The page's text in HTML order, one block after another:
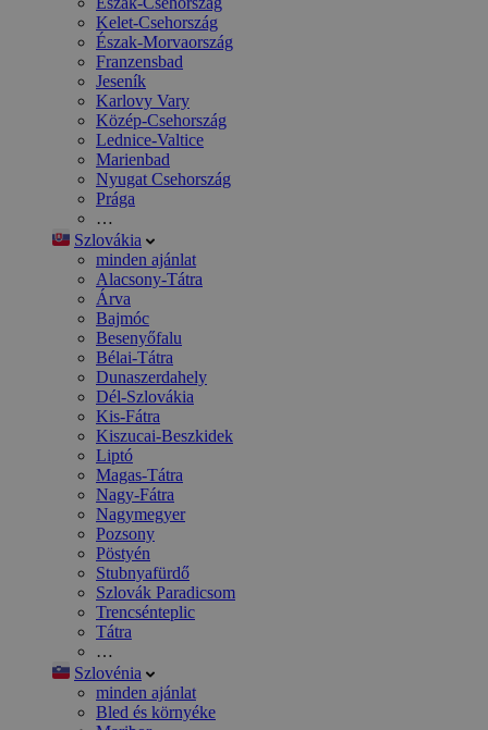
Kelet-Csehország
Észak-Morvaország
Franzensbad
Jeseník
Karlovy Vary
Közép-Csehország
Lednice-Valtice
Marienbad
Nyugat Csehország
Prága
…
Szlovákia
minden ajánlat
Alacsony-Tátra
Árva
Bajmóc
Besenyőfalu
Bélai-Tátra
Dunaszerdahely
Dél-Szlovákia
Kis-Fátra
Kiszucai-Beszkidek
Liptó
Magas-Tátra
Nagy-Fátra
Nagymegyer
Pozsony
Pöstyén
Stubnyafürdő
Szlovák Paradicsom
Trencsénteplic
Tátra
…
Szlovénia
minden ajánlat
Bled és környéke